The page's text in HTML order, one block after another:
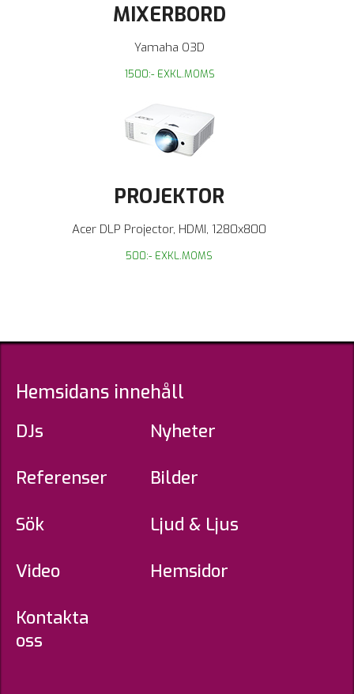
MIXERBORD
Yamaha O3D
1500:- EXKL.MOMS
PROJEKTOR
Acer DLP Projector, HDMI, 1280x800
500:- EXKL.MOMS
Hemsidans innehåll
DJs Nyheter
Referenser Bilder
Sök Ljud & Ljus
Video Hemsidor
Kontakta
oss